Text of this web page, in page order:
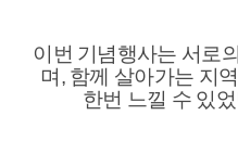
이번 기념행사는 서로
며, 함께 살아가는 지
한번 느낄 수 있